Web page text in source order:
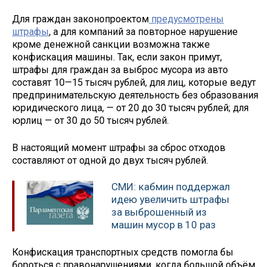
Для граждан законопроектом предусмотрены
штрафы, а для компаний за повторное нарушение
кроме денежной санкции возможна также
конфискация машины. Так, если закон примут,
штрафы для граждан за выброс мусора из авто
составят 10—15 тысяч рублей, для лиц, которые ведут
предпринимательскую деятельность без образования
юридического лица, — от 20 до 30 тысяч рублей; для
юрлиц — от 30 до 50 тысяч рублей.
В настоящий момент штрафы за сброс отходов
составляют от одной до двух тысяч рублей.
СМИ: кабмин поддержал
идею увеличить штрафы
за выброшенный из
машин мусор в 10 раз
Конфискация транспортных средств помогла бы